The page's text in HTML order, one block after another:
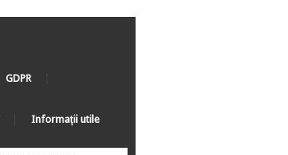
GDPR
Informaţii utile